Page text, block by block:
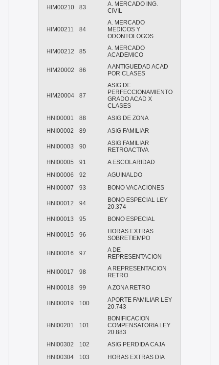
HIM00210 83
A. MERCADO ING.
CIVIL
HIM00211 84
A. MERCADO
MEDICOS Y
ODONTOLOGOS
HIM00212 85
A. MERCADO
ACADEMICO
HIM20002 86
A ANTIGUEDAD ACAD
POR CLASES
HIM20004 87
ASIG DE
PERFECCIONAMIENTO
GRADO ACAD X
CLASES
HNI00001
88
ASIG DE ZONA
HNI00002
89 ASIG FAMILIAR
HNI00003 90
ASIG FAMILIAR
RETROACTIVA
HNI00005
91
A ESCOLARIDAD
HNI00006
92
AGUINALDO
HNI00007
93 BONO VACACIONES
HNI00012 94
BONO ESPECIAL LEY
20.374
HNI00013
95 BONO ESPECIAL
HNI00015 96
HORAS EXTRAS
SOBRETIEMPO
HNI00016 97
A DE
REPRESENTACION
HNI00017 98
A REPRESENTACION
RETRO
HNI00018
99 A ZONA RETRO
HNI00019 100
APORTE FAMILIAR LEY
20.743
HNI00201 101
BONIFICACION
COMPENSATORIA LEY
20.883
HNI00302
102
ASIG PERDIDA CAJA
HNI00304
103
HORAS EXTRAS DIA